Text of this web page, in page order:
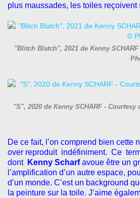
plus maussades, les toiles reçoivent
"Blitch Blatch", 2021 de Kenny
"S", 2020 de Kenny SCHARF -
De ce fait, l’on comprend bien
over reproduit indéfiniment. Ce
dont Kenny Scharfavoue être un
l’amplification d’un autre espace,
d’un monde. C’est un background
la peinture sur la toile. J’aime